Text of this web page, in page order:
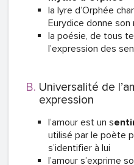
la lyre d’Orphée
Eurydice donne son
la poésie, de tous
l’expression des
Universalité de
expression
l’amour est un s
utilisé par le poète
s’identifier à lui
l’amour s’exprime